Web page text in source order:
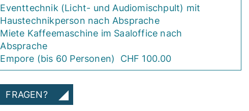
Eventtechnik (Licht- und Audiomischpult) mit
Haustechnikperson nach Absprache
Miete Kaffeemaschine im Saaloffice nach
Absprache
Empore (bis 60 Personen) CHF 100.00
FRAGEN?